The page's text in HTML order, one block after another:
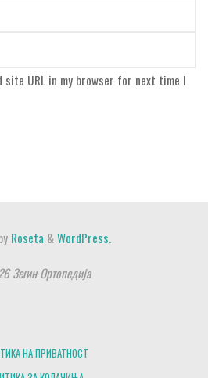
site URL in my browser for next time I
Roseta &WordPress.
Зегин Ортопедија
НА ПРИВАТНОСТ